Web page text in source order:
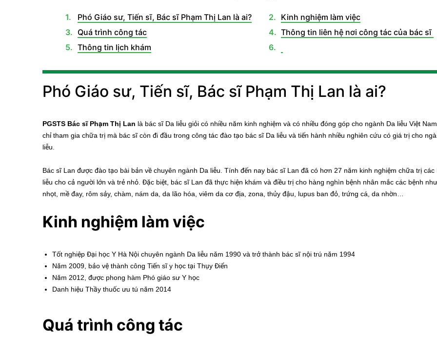
Phó Giáo sư, Tiến sĩ, Bác sĩ Phạm Thị Lan là ai?
Kinh nghiệm làm việc
Quá trình công tác
Thông tin liên hệ nơi công tác của bác sĩ
Thông tin lịch khám
Phó Giáo sư, Tiến sĩ, Bác sĩ Phạm Thị Lan là ai?
PGSTS Bác sĩ Phạm Thị Lan là bác sĩ Da liễu giỏi có nhiều năm kinh nghiệm và có nhiều đóng góp cho ngành Da liễu Việt
chỉ tham gia chữa trị mà bác sĩ còn đi đầu trong công tác đào tạo bác sĩ Da liễu và tiến hành nhiều nghiên cứu có giá trị cho
liễu.
Bác sĩ Lan được đào tạo bài bản về chuyên ngành Da liễu. Tính đến nay bác sĩ Lan đã có hơn 27 năm kinh nghiệm chữa trị các
liễu cho cả người lớn và trẻ nhỏ. Đặc biệt, bác sĩ Lan đã thực hiện khám và điều trị cho hàng nghìn bệnh nhân mắc các bệnh
nhọt, mề đay, rôm sảy, chàm, nám da, da lão hóa, viêm da cơ địa, zona, thủy đậu, lupus ban đỏ, trứng cá, da nhờn…
Kinh nghiệm làm việc
Tốt nghiệp Đại học Y Hà Nội chuyên ngành Da liễu năm 1990 và trở thành bác sĩ nội trú năm 1994
Năm 2009, bảo vệ thành công Tiến sĩ y học tại Thụy Điển
Năm 2012, được phong hàm Phó giáo sư Y học
Danh hiệu Thầy thuốc ưu tú năm 2014
Quá trình công tác